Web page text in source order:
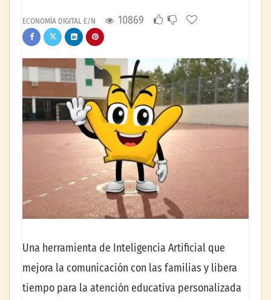
ECONOMÍA DIGITAL E/N 10869
Una herramienta de Inteligencia Artificial que
mejora la comunicación con las familias y libera
tiempo para la atención educativa personalizada